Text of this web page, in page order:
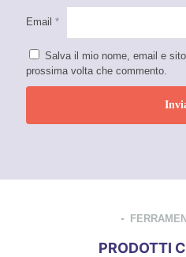
Email *
Salva il mio nome, email e
prossima volta che commento.
PRODOTTI